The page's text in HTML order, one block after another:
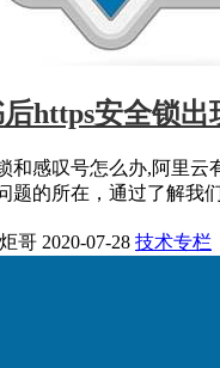
https安全锁
和感叹号怎么办,阿里云
题的所在，通过了解我
炬哥 2020-07-28 技术专栏